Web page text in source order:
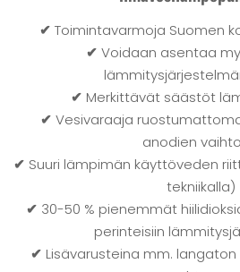
✔ Toimintavarmoja Suomen
✔ Voidaan asentaa
✔ Merkittävät säästöt
✔ Vesivaraaja
anodien
✔ Suuri lämpimän käyttöveden
tekniikalla)
✔ 30-50 % pienemmät
perinteisiin
✔ Lisävarusteina mm.